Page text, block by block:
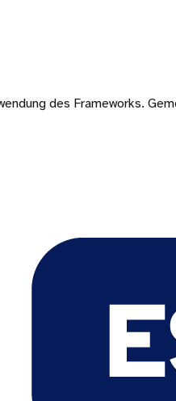
des Frameworks.